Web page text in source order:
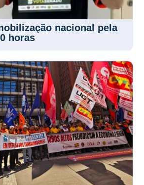
nacional pela
horas